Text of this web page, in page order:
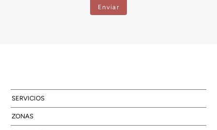
SERVICIOS
ZONAS